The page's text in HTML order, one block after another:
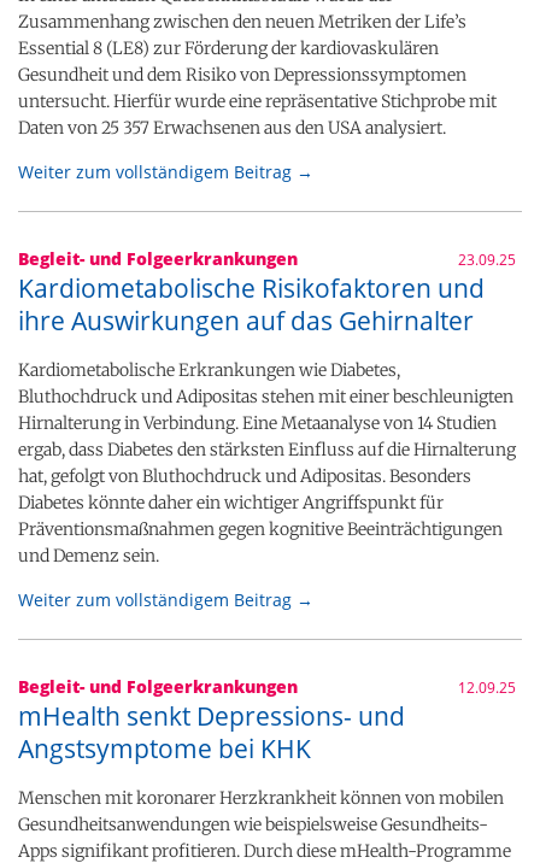
Zusammenhang zwischen den neuen Metriken der Life’s
Essential 8 (LE8) zur Förderung der kardiovaskulären
Gesundheit und dem Risiko von Depressionssymptomen
untersucht. Hierfür wurde eine repräsentative Stichprobe mit
Daten von 25 357 Erwachsenen aus den USA analysiert.
Weiter zum vollständigem Beitrag →
Begleit- und Folgeerkrankungen 23.09.25
Kardiometabolische Risikofaktoren und
ihre Auswirkungen auf das Gehirnalter
Kardiometabolische Erkrankungen wie Diabetes,
Bluthochdruck und Adipositas stehen mit einer beschleunigten
Hirnalterung in Verbindung. Eine Metaanalyse von 14 Studien
ergab, dass Diabetes den stärksten Einfluss auf die Hirnalterung
hat, gefolgt von Bluthochdruck und Adipositas. Besonders
Diabetes könnte daher ein wichtiger Angriffspunkt für
Präventionsmaßnahmen gegen kognitive Beeinträchtigungen
und Demenz sein.
Weiter zum vollständigem Beitrag →
Begleit- und Folgeerkrankungen 12.09.25
mHealth senkt Depressions- und
Angstsymptome bei KHK
Menschen mit koronarer Herzkrankheit können von mobilen
Gesundheitsanwendungen wie beispielsweise Gesundheits-
Apps signifikant profitieren. Durch diese mHealth-Programme